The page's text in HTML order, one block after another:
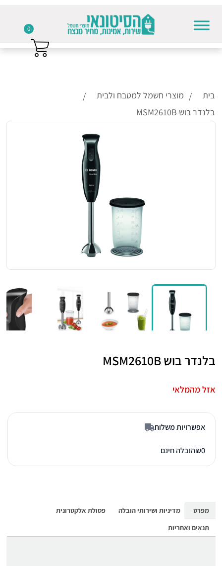
בית
מוצרי חשמל למטבח ולבית
בלנדר בוש MSM2610B
בלנדר בוש MSM2610B
אזל מהמלאי
אפשרויות משלוח
₪0 הובלה חינם
מפרט מדיניות ושירותי הובלה
פסולת אלקטרונית
תנאים ואחריות
0